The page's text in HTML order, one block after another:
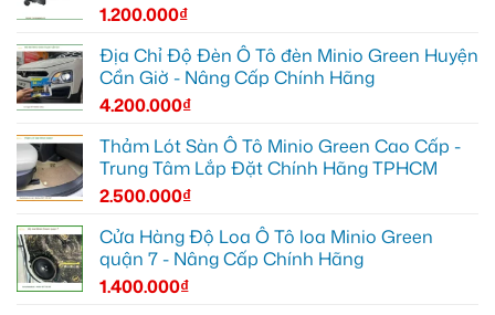
1.200.000₫
Địa Chỉ Độ Đèn Ô Tô đèn Minio Green Huyện
Cần Giờ - Nâng Cấp Chính Hãng
4.200.000₫
Thảm Lót Sàn Ô Tô Minio Green Cao Cấp -
Trung Tâm Lắp Đặt Chính Hãng TPHCM
2.500.000₫
Cửa Hàng Độ Loa Ô Tô loa Minio Green
quận 7 - Nâng Cấp Chính Hãng
1.400.000₫